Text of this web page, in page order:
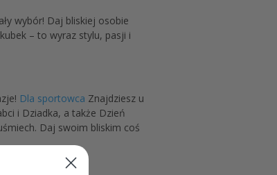
wybór! Daj bliskiej osobie
– to wyraz stylu, pasji i
Dla sportowca Znajdziesz u
i Dziadka, a także Dzień
Daj swoim bliskim coś